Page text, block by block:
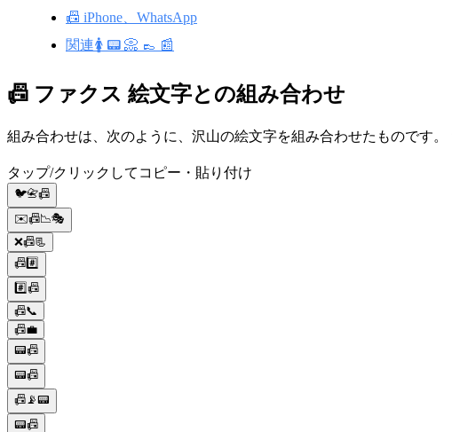
📠 iPhone、WhatsApp
関連🚺 📟 📀 👞 📰
📠 ファクス 絵文字との組み合わせ
組み合わせは、次のように、沢山の絵文字を組み合わせたものです
タップ/クリックしてコピー・貼り付け
🐦📇📠
✉️📠📉🎭
❌📠📃
📠#️⃣
#️⃣📠
📠📞
📠💼
📟📠
📟📠
📠📡📟
📟📠